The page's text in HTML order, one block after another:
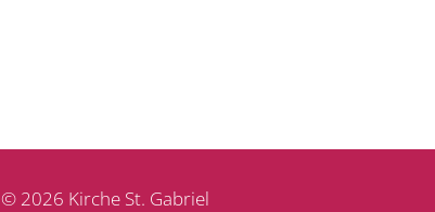
© 2026 Kirche St. Gabriel